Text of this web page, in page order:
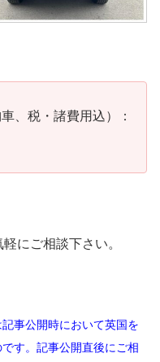
、税・諸費用込）：
にご相談下さい。
事公開時において英国を
す。記事公開直後にご相